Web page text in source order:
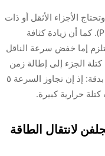
الأجزاء الأثقل أو ذات
التعقيد الهندسي الأكبر إلى وقت أطول داخل الفرن لتحقيق درجة الحرارة المطلوبة للجزء (PMT). كما أن زيادة كثافة
الحرارة بالحمل، مما يقلل الكفاءة بنسبة تصل إلى ٤٠٪، ويستلزم إما خفض سرعة الناقل
ذلك. وكقاعدة عامة، يؤدي كل ازدياد نسبته ١٪ في كثافة كتلة الجزء إلى إطالة زمن
البقاء المطلوب بنحو ٣٠ ثانية بالنسبة لسمك الطلاء المكافئ. ولذلك يجب معايرة سرعة الناقل بدقة: إذ إن تجاوز السرعة ٥
حرارية كبيرة.
لانتقال الطاقة